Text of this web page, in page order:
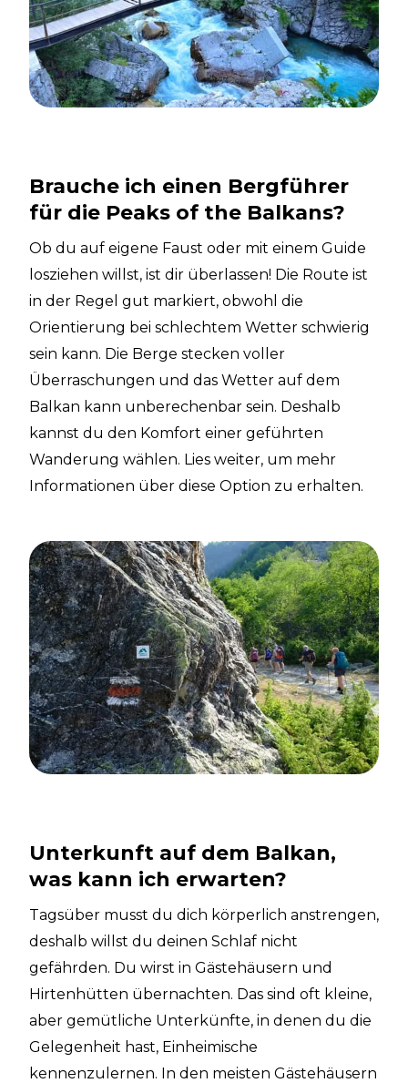
Brauche ich einen Bergführer
für die Peaks of the Balkans?
Ob du auf eigene Faust oder mit einem Guide
losziehen willst, ist dir überlassen! Die Route ist
in der Regel gut markiert, obwohl die
Orientierung bei schlechtem Wetter schwierig
sein kann. Die Berge stecken voller
Überraschungen und das Wetter auf dem
Balkan kann unberechenbar sein. Deshalb
kannst du den Komfort einer geführten
Wanderung wählen. Lies weiter, um mehr
Informationen über diese Option zu erhalten.
Unterkunft auf dem Balkan,
was kann ich erwarten?
Tagsüber musst du dich körperlich anstrengen,
deshalb willst du deinen Schlaf nicht
gefährden. Du wirst in Gästehäusern und
Hirtenhütten übernachten. Das sind oft kleine,
aber gemütliche Unterkünfte, in denen du die
Gelegenheit hast, Einheimische
kennenzulernen. In den meisten Gästehäusern